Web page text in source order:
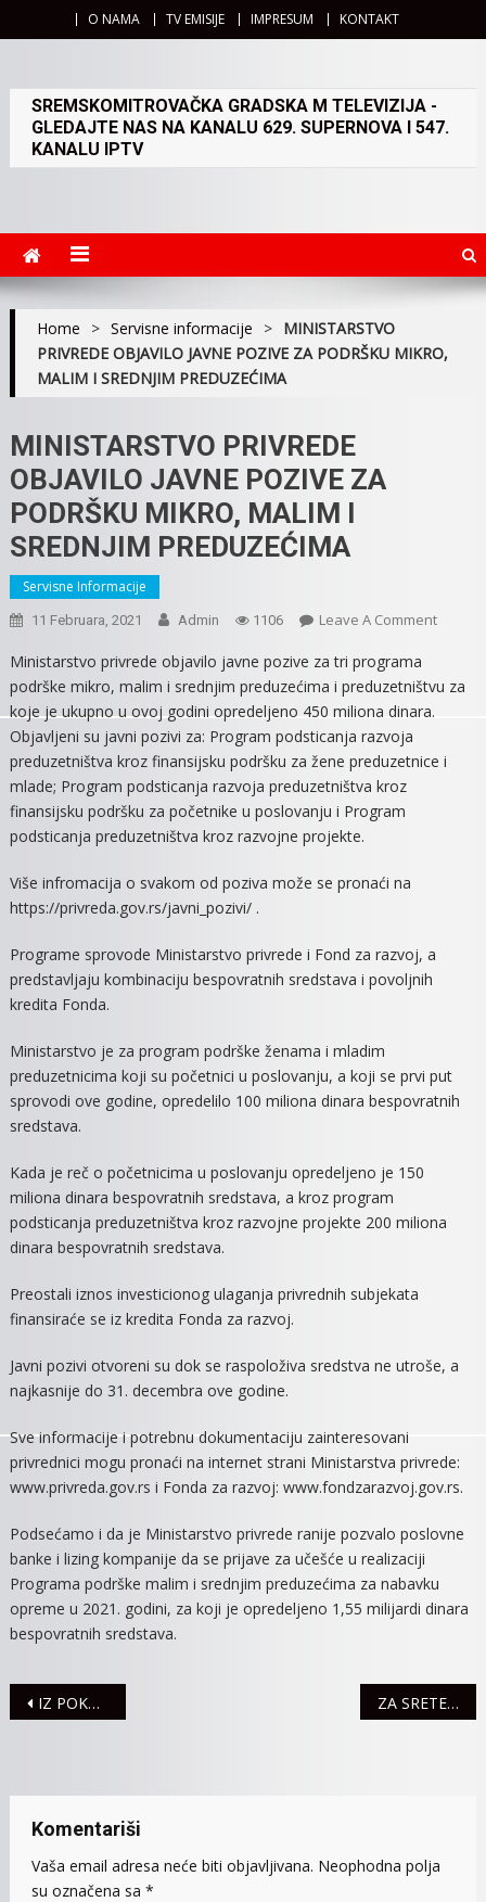
O NAMA TV EMISIJE IMPRESUM KONTAKT
SREMSKOMITROVAČKA GRADSKA M TELEVIZIJA -
GLEDAJTE NAS NA KANALU 629. SUPERNOVA I 547.
KANALU IPTV
Home > Servisne informacije > MINISTARSTVO
PRIVREDE OBJAVILO JAVNE POZIVE ZA PODRŠKU MIKRO,
MALIM I SREDNJIM PREDUZEĆIMA
MINISTARSTVO PRIVREDE
OBJAVILO JAVNE POZIVE ZA
PODRŠKU MIKRO, MALIM I
SREDNJIM PREDUZEĆIMA
Servisne Informacije
11 Februara, 2021 Admin 1106 Leave A CommentOn
ZA
Ministarstvo privrede objavilo javne pozive za tri programa
podrške mikro, malim i srednjim preduzećima i preduzetništvu za
koje je ukupno u ovoj godini opredeljeno 450 miliona dinara.
Objavljeni su javni pozivi za: Program podsticanja razvoja
preduzetništva kroz finansijsku podršku za žene preduzetnice i
mlade; Program podsticanja razvoja preduzetništva kroz
finansijsku podršku za početnike u poslovanju i Program
podsticanja preduzetništva kroz razvojne projekte.
Više infromacija o svakom od poziva može se pronaći na
https://privreda.gov.rs/javni_pozivi/ .
Programe sprovode Ministarstvo privrede i Fond za razvoj, a
predstavljaju kombinaciju bespovratnih sredstava i povoljnih
kredita Fonda.
Ministarstvo je za program podrške ženama i mladim
preduzetnicima koji su početnici u poslovanju, a koji se prvi put
sprovodi ove godine, opredelilo 100 miliona dinara bespovratnih
sredstava.
Kada je reč o početnicima u poslovanju opredeljeno je 150
miliona dinara bespovratnih sredstava, a kroz program
podsticanja preduzetništva kroz razvojne projekte 200 miliona
dinara bespovratnih sredstava.
Preostali iznos investicionog ulaganja privrednih subjekata
finansiraće se iz kredita Fonda za razvoj.
Javni pozivi otvoreni su dok se raspoloživa sredstva ne utroše, a
najkasnije do 31. decembra ove godine.
Sve informacije i potrebnu dokumentaciju zainteresovani
privrednici mogu pronaći na internet strani Ministarstva privrede:
www.privreda.gov.rs i Fonda za razvoj: www.fondzarazvoj.gov.rs.
Podsećamo i da je Ministarstvo privrede ranije pozvalo poslovne
banke i lizing kompanije da se prijave za učešće u realizaciji
Programa podrške malim i srednjim preduzećima za nabavku
opreme u 2021. godini, za koji je opredeljeno 1,55 milijardi dinara
bespovratnih sredstava.
Navigacija
IZ POKRAJINE SREDSTVA ZA DOGRADNJU SALE ZA FIZIČKO U POPOVIĆEVOJ ŠKOLI ZA SRETENJE SE NE NAPLAĆUJE PARKING, PIJACA RADI REDOVNO
Komentariši
Vaša email adresa neće biti objavljivana. Neophodna polja
su označena sa *